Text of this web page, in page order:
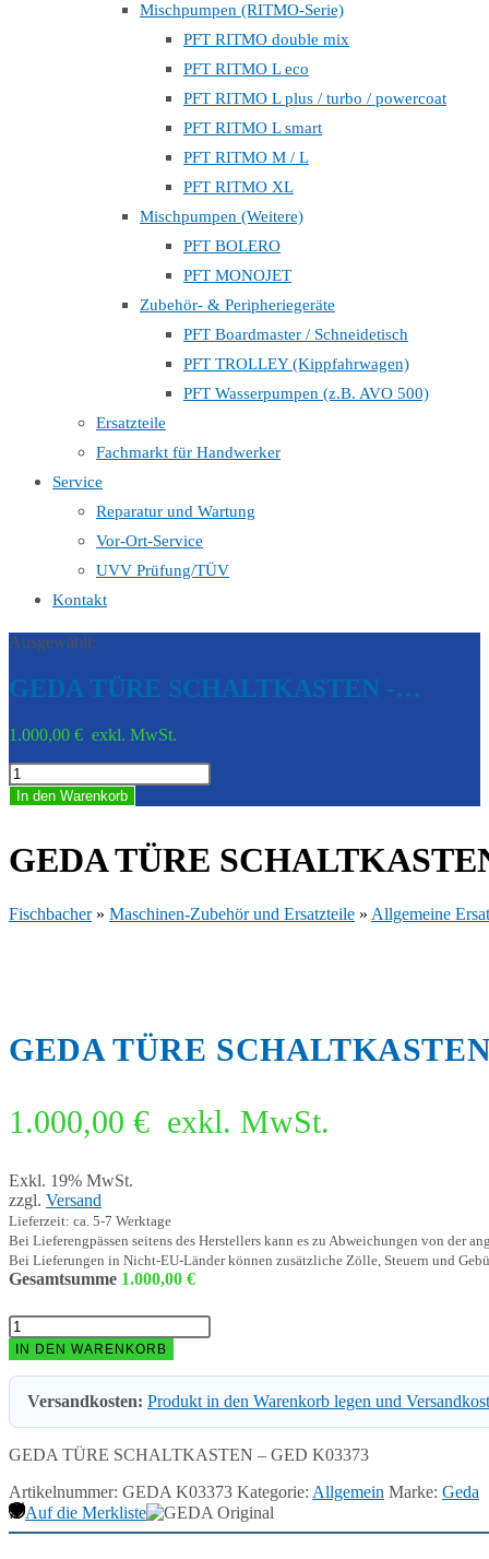
Mischpumpen (RITMO-Serie)
PFT RITMO double mix
PFT RITMO L eco
PFT RITMO L plus / turbo / powercoat
PFT RITMO L smart
PFT RITMO M / L
PFT RITMO XL
Mischpumpen (Weitere)
PFT BOLERO
PFT MONOJET
Zubehör- & Peripheriegeräte
PFT Boardmaster / Schneidetisch
PFT TROLLEY (Kippfahrwagen)
PFT Wasserpumpen (z.B. AVO 500)
Ersatzteile
Fachmarkt für Handwerker
Service
Reparatur und Wartung
Vor-Ort-Service
UVV Prüfung/TÜV
Kontakt
Ausgewählt:
GEDA TÜRE SCHALTKASTEN -…
1.000,00 € exkl. MwSt.
GEDA
TÜRE
SCHALTKASTEN
GED
K03373
In den Warenkorb
GEDA TÜRE
Fischbacher» Maschinen-Zubehör und Ersatzteile » Allgemeine
GEDA TÜRE
1.000,00 € exkl. MwSt.
Exkl. 19% MwSt.
zzgl. Versand
Lieferzeit: ca. 5-7 Werktage
Bei Lieferengpässen seitens des Herstellers kann es zu Abweichungen von der
Bei Lieferungen in Nicht-EU-Länder können zusätzliche Zölle, Steuern und
Gesamtsumme 1.000,00 €
GEDA
TÜRE
SCHALTKASTEN
-
GED
K03373
IN DEN WARENKORB
Versandkosten: Produkt in den Warenkorb legen und
GEDA TÜRE SCHALTKASTEN – GED K03373
Artikelnummer: GEDA K03373 Kategorie: Allgemein Marke: Geda
Auf die Merkliste